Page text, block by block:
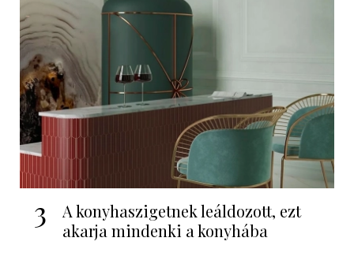
3
A konyhaszigetnek leáldozott, ezt
akarja mindenki a konyhába